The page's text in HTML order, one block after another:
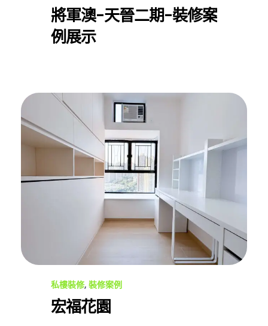
將軍澳-天晉二期-裝修案
例展示
私樓裝修, 裝修案例
宏福花園